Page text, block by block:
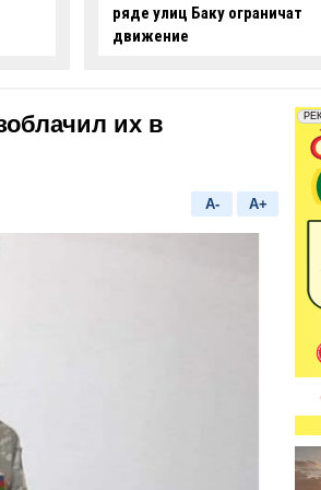
опасные действия за рулем
-ВИДЕО
их в
A- A+